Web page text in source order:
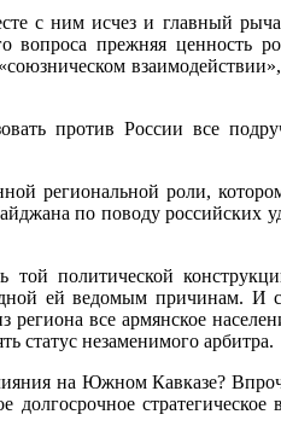
и главный рычаг
прежняя ценность
против России все
региональной роли,
по поводу российских
политической
ей ведомым причинам. И
все армянское
статус незаменимого арбитра.
на Южном Кавказе?